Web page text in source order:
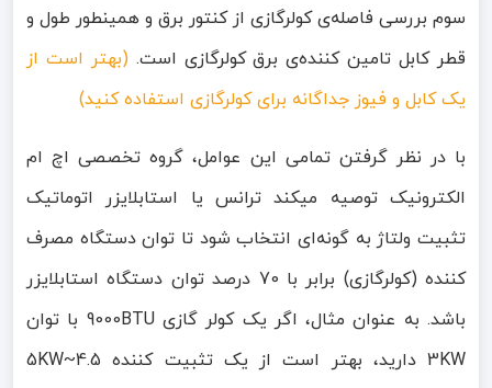
سوم بررسی فاصله‌ی کولرگازی از کنتور برق و همینطور طول و
قطر کابل تامین کننده‌ی برق کولرگازی است.(بهتر است از
یک کابل و فیوز جداگانه برای کولرگازی استفاده کنید)
با در نظر گرفتن تمامی این عوامل، گروه تخصصی اچ ام
الکترونیک توصیه میکند ترانس یا استابلایزر اتوماتیک
تثبیت ولتاژ به گونه‌ای انتخاب شود تا توان دستگاه مصرف
کننده (کولرگازی) برابر با 70 درصد توان دستگاه استابلایزر
باشد. به عنوان مثال، اگر یک کولر گازی 9000BTU با توان
3KW دارید، بهتر است از یک تثبیت کننده 4.5~5KW